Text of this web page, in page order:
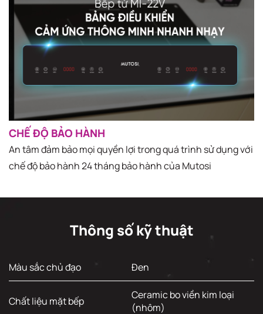
CHẾ ĐỘ BẢO HÀNH
An tâm đảm bảo mọi quyền lợi trong quá trình sử dụng với
chế độ bảo hành 24 tháng bảo hành của Mutosi
Thông số kỹ thuật
Màu sắc chủ đạo Đen
Chất liệu mặt bếp
Ceramic bo viền kim loại
(nhôm)